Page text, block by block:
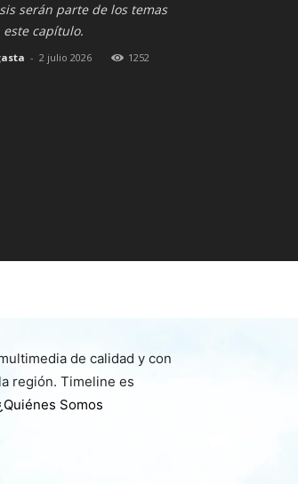
serán parte de los temas
capítulo.
- 2 julio 2026 1252
de calidad y con
región. Timeline es
Somos